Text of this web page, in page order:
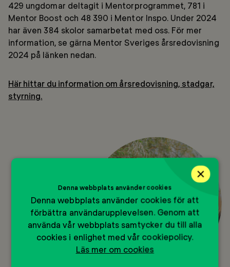
429 ungdomar deltagit i Mentorprogrammet, 781 i
Mentor Boost och 48 390 i Mentor Inspo. Under 2024
har även 384 skolor samarbetat med oss. För mer
information, se gärna Mentor Sveriges årsredovisning
2024 på länken nedan.
Här hittar du information om årsredovisning, stadgar,
styrning.
×
Denna webbplats använder cookies
Denna webbplats använder cookies för att
förbättra användarupplevelsen. Genom att
använda vår webbplats samtycker du till alla
cookies i enlighet med vår cookiepolicy.
Läs mer om cookies